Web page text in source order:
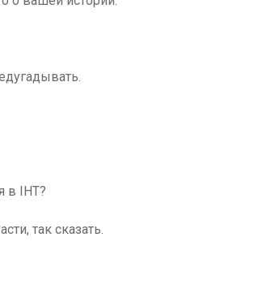
в IHT?
так сказать.